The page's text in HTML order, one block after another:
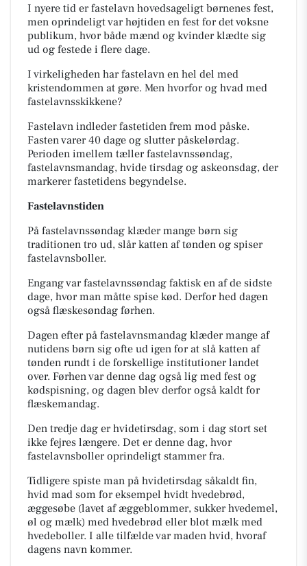
I nyere tid er fastelavn hovedsageligt børnenes fest,
men oprindeligt var højtiden en fest for det voksne
publikum, hvor både mænd og kvinder klædte sig
ud og festede i flere dage.
I virkeligheden har fastelavn en hel del med
kristendommen at gøre. Men hvorfor og hvad med
fastelavnsskikkene?
Fastelavn indleder fastetiden frem mod påske.
Fasten varer 40 dage og slutter påskelørdag.
Perioden imellem tæller fastelavnssøndag,
fastelavnsmandag, hvide tirsdag og askeonsdag, der
markerer fastetidens begyndelse.
Fastelavnstiden
På fastelavnssøndag klæder mange børn sig
traditionen tro ud, slår katten af tønden og spiser
fastelavnsboller.
Engang var fastelavnssøndag faktisk en af de sidste
dage, hvor man måtte spise kød. Derfor hed dagen
også flæskesøndag førhen.
Dagen efter på fastelavnsmandag klæder mange af
nutidens børn sig ofte ud igen for at slå katten af
tønden rundt i de forskellige institutioner landet
over. Førhen var denne dag også lig med fest og
kødspisning, og dagen blev derfor også kaldt for
flæskemandag.
Den tredje dag er hvidetirsdag, som i dag stort set
ikke fejres længere. Det er denne dag, hvor
fastelavnsboller oprindeligt stammer fra.
Tidligere spiste man på hvidetirsdag såkaldt fin,
hvid mad som for eksempel hvidt hvedebrød,
æggesøbe (lavet af æggeblommer, sukker hvedemel,
øl og mælk) med hvedebrød eller blot mælk med
hvedeboller. I alle tilfælde var maden hvid, hvoraf
dagens navn kommer.